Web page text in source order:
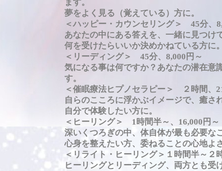
ます。
夢をよく見る（覚えている）方に。
＜ハッピー・カウンセリング＞ 45分、
あなたの中にある答えを、一緒に見つけ
何を受けたらいいか決めかねている方に
＜リーディング＞ 45分、8,000円～
気になる事は何ですか？あなたの潜在意
す。
＜催眠療法ヒプノセラピー＞ ２時間、
自らのこころに浮かぶイメージで、癒さ
自分で体験したい方に。
＜ヒーリング＞ 1時間半～、16,000円～
深いくつろぎの中、体自体が最も必要な
心身を整えたい方、委ねることの心地
＜リライト・ヒーリング＞１時間半～２
ヒーリングとリーディング、両方とも受